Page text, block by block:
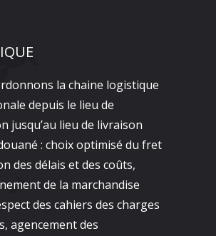
la chaine logistique
depuis le lieu de
jusqu’au lieu de livraison
: choix optimisé du fret
des délais et des coûts,
de la marchandise
des cahiers des charges
agencement des